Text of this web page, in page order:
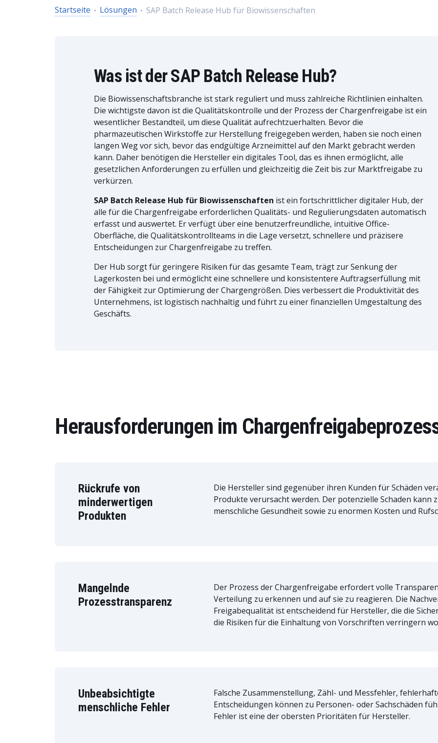
Startseite Lösungen SAP Batch Release Hub für Biowissenschaften
Was ist der SAP Batch Release Hub?
Die Biowissenschaftsbranche ist stark reguliert und muss zahlreiche Richtlinien einhalten.
Die wichtigste davon ist die Qualitätskontrolle und der Prozess der Chargenfreigabe ist ein
wesentlicher Bestandteil, um diese Qualität aufrechtzuerhalten. Bevor die
pharmazeutischen Wirkstoffe zur Herstellung freigegeben werden, haben sie noch einen
langen Weg vor sich, bevor das endgültige Arzneimittel auf den Markt gebracht werden
kann. Daher benötigen die Hersteller ein digitales Tool, das es ihnen ermöglicht, alle
gesetzlichen Anforderungen zu erfüllen und gleichzeitig die Zeit bis zur Marktfreigabe zu
verkürzen.
SAP Batch Release Hub für Biowissenschaften ist ein fortschrittlicher digitaler Hub, der
alle für die Chargenfreigabe erforderlichen Qualitäts- und Regulierungsdaten automatisch
erfasst und auswertet. Er verfügt über eine benutzerfreundliche, intuitive Office-
Oberfläche, die Qualitätskontrollteams in die Lage versetzt, schnellere und präzisere
Entscheidungen zur Chargenfreigabe zu treffen.
Der Hub sorgt für geringere Risiken für das gesamte Team, trägt zur Senkung der
Lagerkosten bei und ermöglicht eine schnellere und konsistentere Auftragserfüllung mit
der Fähigkeit zur Optimierung der Chargengrößen. Dies verbessert die Produktivität des
Unternehmens, ist logistisch nachhaltig und führt zu einer finanziellen Umgestaltung des
Geschäfts.
Herausforderungen im
Rückrufe von
minderwertigen
Produkten
Die Hersteller sind gegenüber ihren Kunden für Schäden
Produkte verursacht werden. Der potenzielle Schaden kann
menschliche Gesundheit sowie zu enormen Kosten und
Mangelnde
Prozesstransparenz
Der Prozess der Chargenfreigabe erfordert volle
Verteilung zu erkennen und auf sie zu reagieren. Die
Freigabequalität ist entscheidend für Hersteller, die die
die Risiken für die Einhaltung von Vorschriften verringern
Unbeabsichtigte
menschliche Fehler
Falsche Zusammenstellung, Zähl- und Messfehler,
Entscheidungen können zu Personen- oder Sachschäden
Fehler ist eine der obersten Prioritäten für Hersteller.